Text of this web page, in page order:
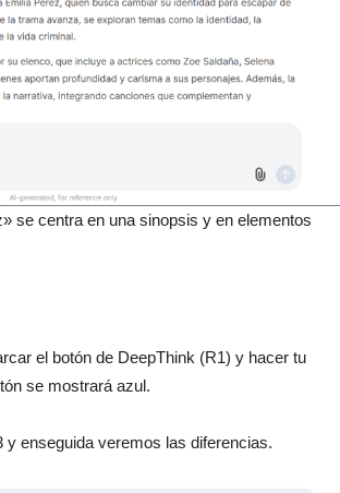
se centra en una sinopsis y en elementos
el botón de DeepThink (R1) y hacer tu
se mostrará azul.
enseguida veremos las diferencias.